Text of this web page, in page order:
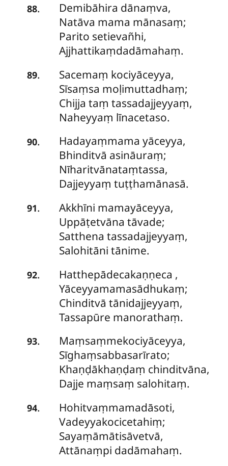
88.
Demibāhira dānaṃva,
Natāva mama mānasaṃ;
Parito setievañhi,
Ajjhattikaṃdadāmahaṃ.
89.
Sacemaṃ kociyāceyya,
Sīsaṃsa moḷimuttadhaṃ;
Chijja taṃ tassadajjeyyaṃ,
Naheyyaṃ līnacetaso.
90. Hadayaṃmama yāceyya,
Bhinditvā asināuraṃ;
Nīharitvānataṃtassa,
Dajjeyyaṃ tuṭṭhamānasā.
91.
Akkhīni mamayāceyya,
Uppāṭetvāna tāvade;
Satthena tassadajjeyyaṃ,
Salohitāni tānime.
92. Hatthepādecakaṇṇeca ,
Yāceyyamamasādhukaṃ;
Chinditvā tānidajjeyyaṃ,
Tassapūre manorathaṃ.
93.
Maṃsaṃmekociyāceyya,
Sīghaṃsabbasarīrato;
Khaṇḍākhaṇḍaṃ chinditvāna,
Dajje maṃsaṃ salohitaṃ.
94.
Hohitvaṃmamadāsoti,
Vadeyyakocicetahiṃ;
Sayaṃāmātisāvetvā,
Attānaṃpi dadāmahaṃ.